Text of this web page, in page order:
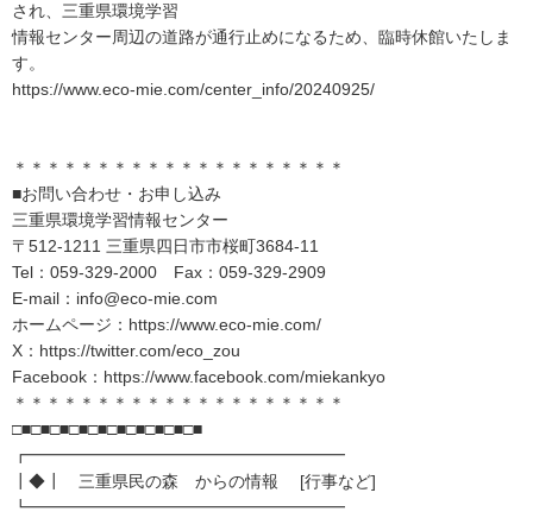
され、三重県環境学習
情報センター周辺の道路が通行止めになるため、臨時休館いたしま
す。
https://www.eco-mie.com/center_info/20240925/
＊＊＊＊＊＊＊＊＊＊＊＊＊＊＊＊＊＊＊＊
■お問い合わせ・お申し込み
三重県環境学習情報センター
〒512-1211 三重県四日市市桜町3684-11
Tel：059-329-2000 Fax：059-329-2909
E-mail：info@eco-mie.com
ホームページ：https://www.eco-mie.com/
X：https://twitter.com/eco_zou
Facebook：https://www.facebook.com/miekankyo
＊＊＊＊＊＊＊＊＊＊＊＊＊＊＊＊＊＊＊＊
□■□■□■□■□■□■□■□■□■□■
┏━━━━━━━━━━━━━━━━━━━
┃◆┃ 三重県民の森 からの情報 [行事など]
┗━━━━━━━━━━━━━━━━━━━